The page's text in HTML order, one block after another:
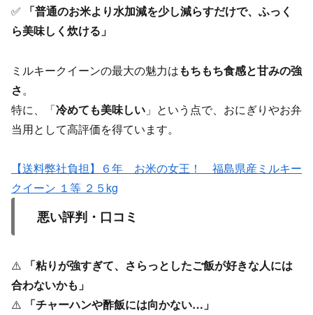
✅
「普通のお米より水加減を少し減らすだけで、ふっく
ら美味しく炊ける」
ミルキークイーンの最大の魅力はもちもち食感と甘みの強
さ。
特に、「冷めても美味しい 」という点で、おにぎりやお弁
当用として高評価を得ています。
【送料弊社負担】６年 お米の女王！ 福島県産ミルキー
クイーン １等 ２５kg
悪い評判・口コミ
⚠️
「粘りが強すぎて、さらっとしたご飯が好きな人には
合わないかも」
⚠️
「チャーハンや酢飯には向かない…」